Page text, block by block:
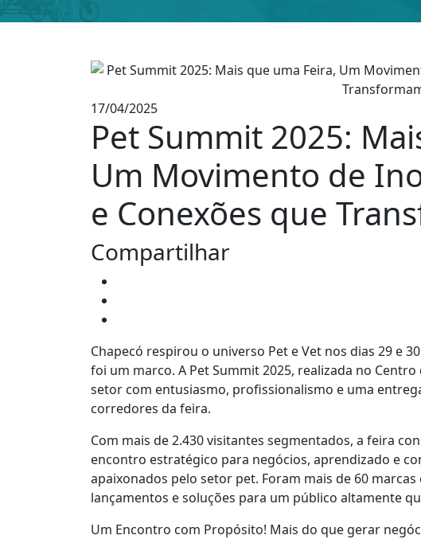
17/04/2025
Pet Summit 2025:
Um Movimento de
e Conexões que
Compartilhar
Chapecó respirou o universo Pet e Vet nos dias 29 e
foi um marco. A Pet Summit 2025, realizada no
setor com entusiasmo, profissionalismo e uma
corredores da feira.
Com mais de 2.430 visitantes segmentados, a feira
encontro estratégico para negócios, aprendizado e
apaixonados pelo setor pet. Foram mais de 60
lançamentos e soluções para um público altamente
Um Encontro com Propósito! Mais do que gerar